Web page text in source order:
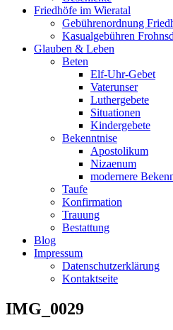
Friedhöfe im Wieratal
Gebührenordnung
Kasualgebühren
Glauben & Leben
Beten
Elf-Uhr-Gebet
Vaterunser
Luthergebete
Situationen
Kindergebete
Bekenntnise
Apostolikum
Nizaenum
modernere
Taufe
Konfirmation
Trauung
Bestattung
Blog
Impressum
Datenschutzerklärung
Kontaktseite
IMG_0029